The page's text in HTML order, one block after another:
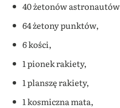
40 żetonów
64 żetony punktów,
6 kości,
1 pionek rakiety,
1 planszę rakiety,
1 kosmiczna mata,